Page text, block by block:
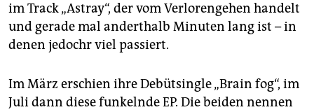
im Track „Astray“, der vom Verlorengehen handelt
und gerade mal anderthalb Minuten lang ist – in
denen jedochr viel passiert.
Im März erschien ihre Debütsingle „Brain fog“, im
Juli dann diese funkelnde EP. Die beiden nennen